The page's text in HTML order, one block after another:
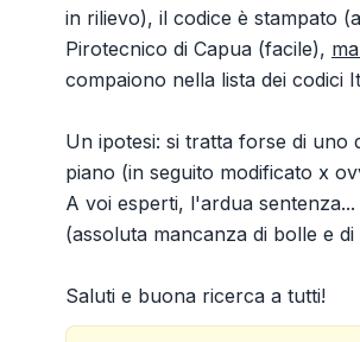
in rilievo), il codice è stampato
Pirotecnico di Capua (facile),
compaiono nella lista dei codici
Un ipotesi: si tratta forse di uno
piano (in seguito modificato x
A voi esperti, l'ardua
(assoluta mancanza di bolle e
Saluti e buona ricerca a tutti!